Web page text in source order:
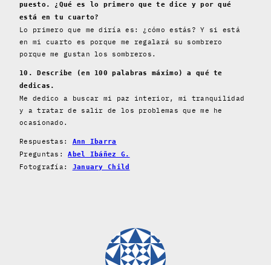
puesto. ¿Qué es lo primero que te dice y por qué
está en tu cuarto?
Lo primero que me diría es: ¿cómo estás? Y si está
en mi cuarto es porque me regalará su sombrero
porque me gustan los sombreros.
10. Describe (en 100 palabras máximo) a qué te
dedicas.
Me dedico a buscar mi paz interior, mi tranquilidad
y a tratar de salir de los problemas que me he
ocasionado.
Respuestas: Ann Ibarra
Preguntas:Abel Ibáñez G.
Fotografía: January Child